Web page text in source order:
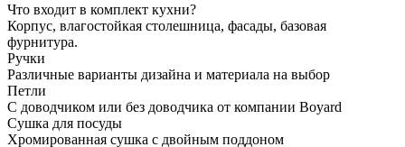
Что входит в комплект кухни?
Корпус, влагостойкая столешница, фасады, базовая
фурнитура.
Ручки
Различные варианты дизайна и материала на выбор
Петли
С доводчиком или без доводчика от компании Boyard
Сушка для посуды
Хромированная сушка с двойным поддоном